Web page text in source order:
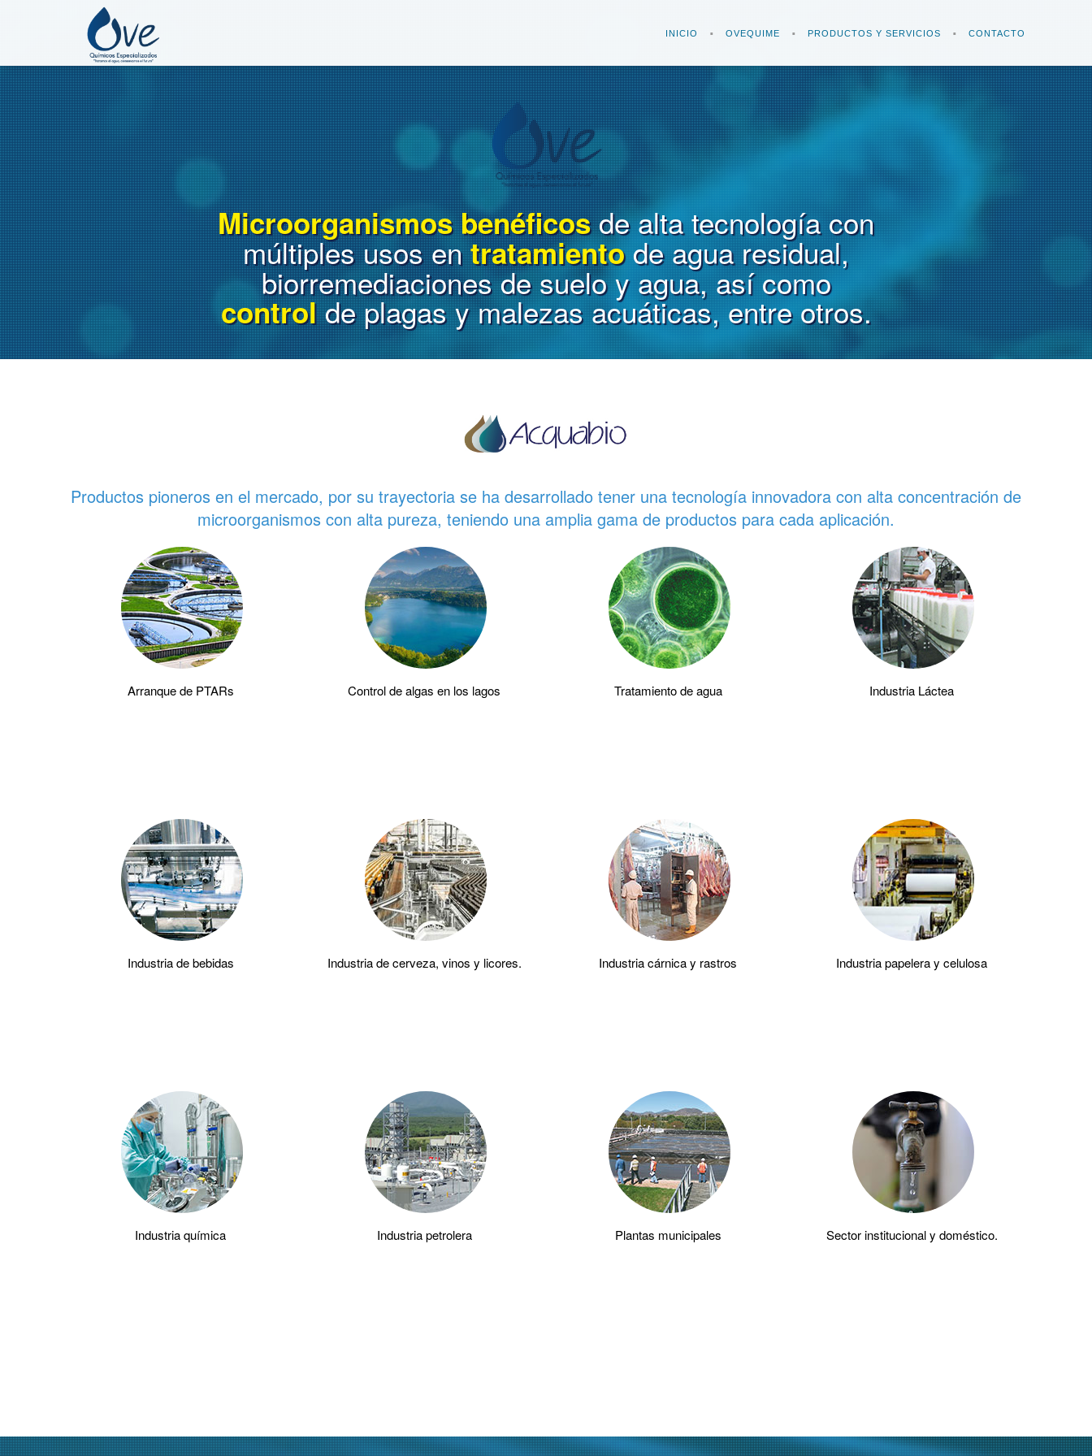
INICIO OVEQUIME PRODUCTOS Y SERVICIOS CONTACTO
Microorganismos benéficosde alta tecnología con
múltiples usos entratamientode agua residual,
biorremediaciones de suelo y agua, así como
controlde plagas y malezas acuáticas, entre otros.
Productos pioneros en el mercado, por su trayectoria se ha desarrollado tener una tecnología innovadora con alta concentración de
microorganismos con alta pureza, teniendo una amplia gama de productos para cada aplicación.
Arranque de PTARs Control de algas en los lagos Tratamiento de agua Industria Láctea
Industria de bebidas Industria de cerveza, vinos y licores. Industria cárnica y rastros Industria papelera y celulosa
Industria química Industria petrolera Plantas municipales Sector institucional y doméstico.